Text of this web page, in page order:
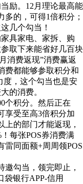
励。12月理论最高能
的，可得1倍积分；
几个勾当！
具家电、家拆、购
取下来能省好几百块
消费返现”消费赢返
费都能够参取积分和
度，这个勾当也是安
的消费。
积分。然后正在
享受至高3倍积分加
上的部门才能返现，
每张POS券消费满
雷同面额+周周领POS
勾当，领完即止，
袋银行APP-信用